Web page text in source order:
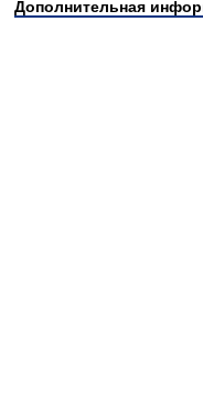
Дополнительная